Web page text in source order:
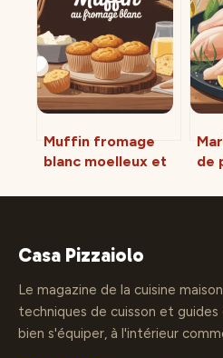
réserver ce
restaurant
d’exception
Muffin fromage
blanc moelleux et
facile et
de
et
Casa Pizzaiolo
Le magazine de la cuisine
techniques de cuisson et
bien s'équiper, à l'intérieur